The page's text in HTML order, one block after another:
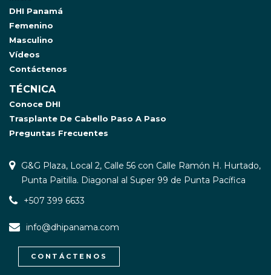
DHI Panamá
Femenino
Masculino
Vídeos
Contáctenos
TÉCNICA
Conoce DHI
Trasplante De Cabello Paso A Paso
Preguntas Frecuentes
G&G Plaza, Local 2, Calle 56 con Calle Ramón H. Hurtado,
Punta Paitilla. Diagonal al Super 99 de Punta Pacífica
+507 399 6633
info@dhipanama.com
CONTÁCTENOS